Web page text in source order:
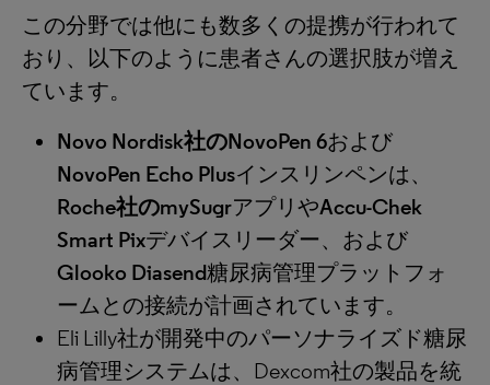
この分野では他にも数多くの提携が行われて
おり、以下のように患者さんの選択肢が増え
ています。
Novo Nordisk社のNovoPen 6および
NovoPen Echo Plusインスリンペンは、
Roche社のmySugrアプリやAccu-Chek
Smart Pixデバイスリーダー、および
Glooko Diasend糖尿病管理プラットフォ
ームとの接続が計画されています。
Eli Lilly社が開発中のパーソナライズド糖尿
病管理システムは、Dexcom社の製品を統